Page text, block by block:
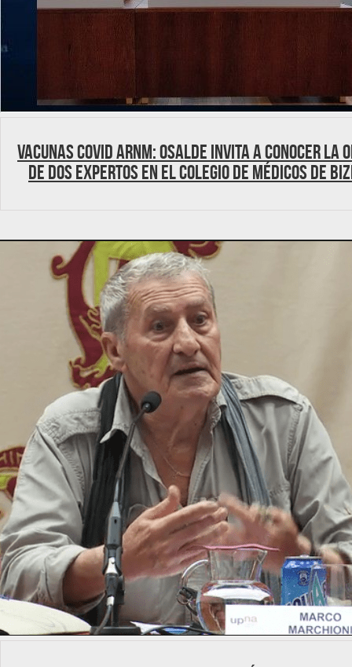
Vacunas Covid ARNm: Osalde invita a conocer la
de dos expertos en el Colegio de Médicos de